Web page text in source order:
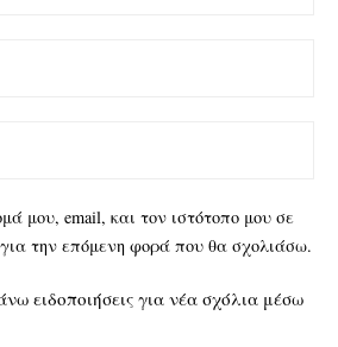
μου, email, και τον ιστότοπο μου σε
την επόμενη φορά που θα σχολιάσω.
ειδοποιήσεις για νέα σχόλια μέσω